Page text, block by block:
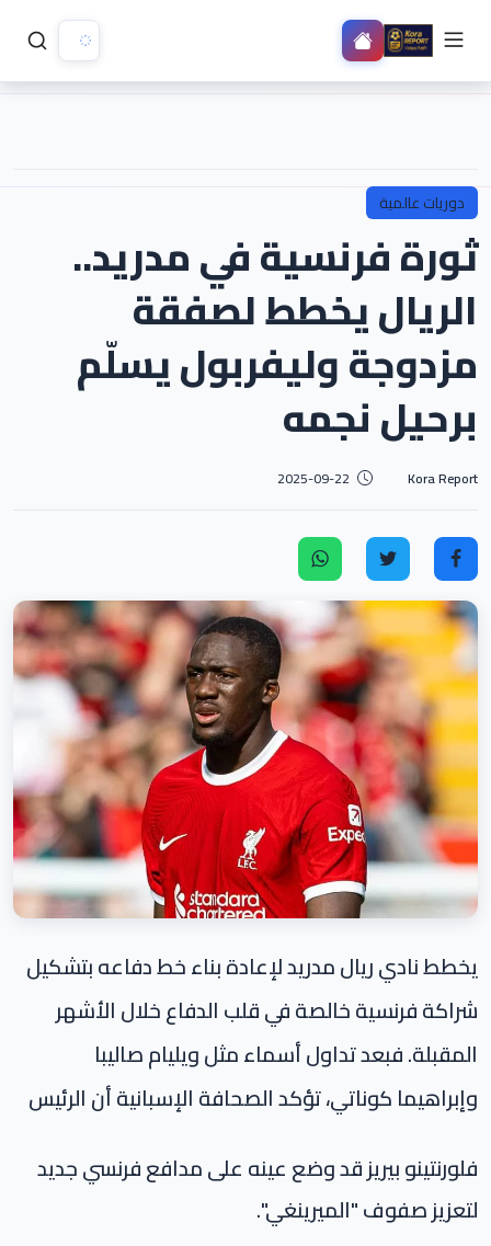
دوريات عالمية
ثورة فرنسية في مدريد..
الريال يخطط لصفقة
مزدوجة وليفربول يسلّم
برحيل نجمه
Kora Report
2025-09-22
يخطط نادي ريال مدريد لإعادة بناء خط دفاعه بتشكيل
شراكة فرنسية خالصة في قلب الدفاع خلال الأشهر
المقبلة. فبعد تداول أسماء مثل ويليام صاليبا
وإبراهيما كوناتي، تؤكد الصحافة الإسبانية أن الرئيس
فلورنتينو بيريز قد وضع عينه على مدافع فرنسي جديد
لتعزيز صفوف "الميرينغي".